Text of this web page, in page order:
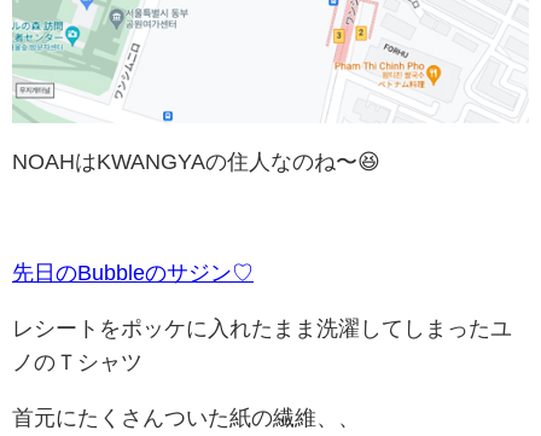
NOAHはKWANGYAの住人なのね〜😆
先日のBubbleのサジン♡
レシートをポッケに入れたまま洗濯してしまったユ
ノのＴシャツ
首元にたくさんついた紙の繊維、、